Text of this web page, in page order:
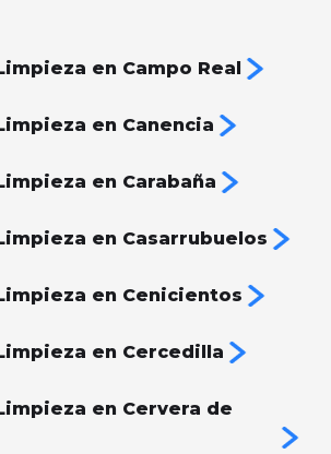
en Campo Real
en Canencia
en Carabaña
en Casarrubuelos
en Cenicientos
en Cercedilla
en Cervera de